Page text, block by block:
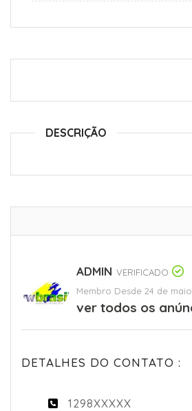
DESCRIÇÃO
ADMIN VERIFICADO
Membro Desde 24 de
ver todos os
DETALHES DO CONTATO :
1298XXXXX